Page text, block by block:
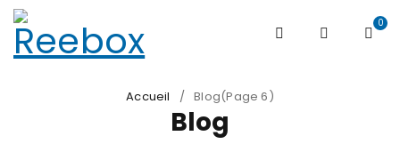
0
Accueil / Blog(Page 6)
Blog